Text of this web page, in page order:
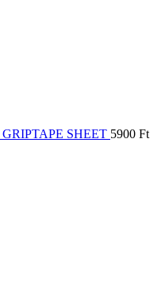
SHEET 5900 Ft